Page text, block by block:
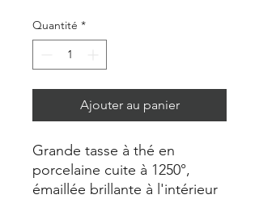
Quantité *
Ajouter au panier
Grande tasse à thé en
porcelaine cuite à 1250°,
émaillée brillante à l'intérieur